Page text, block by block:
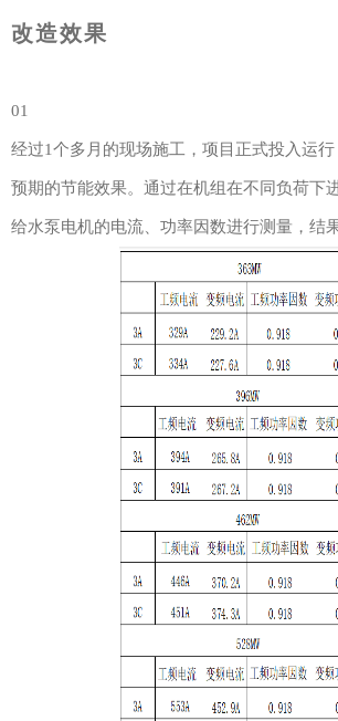
改造效果
01
经过1个多月的现场施工，项目正式投入运
预期的节能效果。通过在机组在不同负荷下
给水泵电机的电流、功率因数进行测量，结